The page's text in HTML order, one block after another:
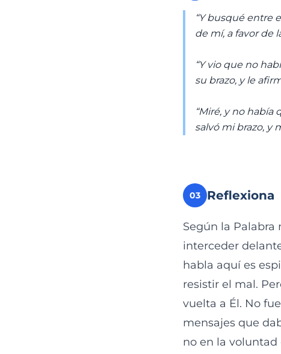
“Y busqué entre
de mí, a favor de
“Y vio que no
su brazo, y le
“Miré, y no
salvó mi brazo, y
03 Reflexiona
Según la
interceder
habla aquí es
resistir el mal.
vuelta a Él. No
mensajes que
no en la voluntad